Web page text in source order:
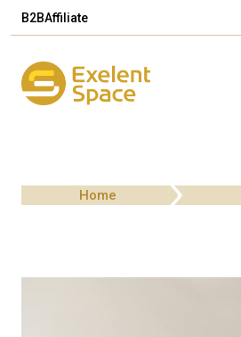
B2BAffiliate
Home